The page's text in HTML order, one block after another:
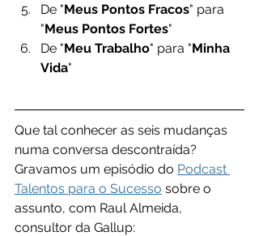
De "Meus Pontos Fracos" para
"Meus Pontos Fortes"
De "Meu Trabalho" para "Minha
Vida"
Que tal conhecer as seis mudanças
numa conversa descontraída?
Gravamos um episódio do Podcast
Talentos para o Sucesso sobre o
assunto, com Raul Almeida,
consultor da Gallup: